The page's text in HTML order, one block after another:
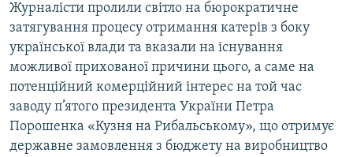
Журналісти пролили світло на бюрократичне
затягування процесу отримання катерів з боку
української влади та вказали на існування
можливої прихованої причини цього, а саме на
потенційний комерційний інтерес на той час
заводу п’ятого президента України Петра
Порошенка «Кузня на Рибальському», що отримує
державне замовлення з бюджету на виробництво